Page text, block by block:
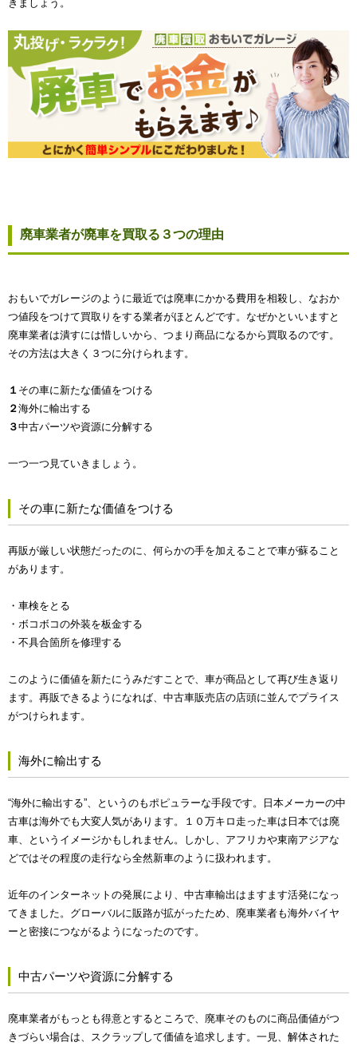
きましょう。
廃車業者が廃車を買取る３つの理由
おもいでガレージのように最近では廃車にかかる費用を相殺し、なおか
つ値段をつけて買取りをする業者がほとんどです。なぜかといいますと
廃車業者は潰すには惜しいから、つまり商品になるから買取るのです。
その方法は大きく３つに分けられます。
１ その車に新たな価値をつける
２海外に輸出する
３中古パーツや資源に分解する
一つ一つ見ていきましょう。
その車に新たな価値をつける
再販が厳しい状態だったのに、何らかの手を加えることで車が蘇ること
があります。
・車検をとる
・ボコボコの外装を板金する
・不具合箇所を修理する
このように価値を新たにうみだすことで、車が商品として再び生き返り
ます。再販できるようになれば、中古車販売店の店頭に並んでプライス
がつけられます。
海外に輸出する
“海外に輸出する”、というのもポピュラーな手段です。日本メーカーの中
古車は海外でも大変人気があります。１０万キロ走った車は日本では廃
車、というイメージかもしれません。しかし、アフリカや東南アジアな
どではその程度の走行なら全然新車のように扱われます。
近年のインターネットの発展により、中古車輸出はますます活発になっ
てきました。グローバルに販路が拡がったため、廃車業者も海外バイヤ
ーと密接につながるようになったのです。
中古パーツや資源に分解する
廃車業者がもっとも得意とするところで、廃車そのものに商品価値がつ
きづらい場合は、スクラップして価値を追求します。一見、解体された